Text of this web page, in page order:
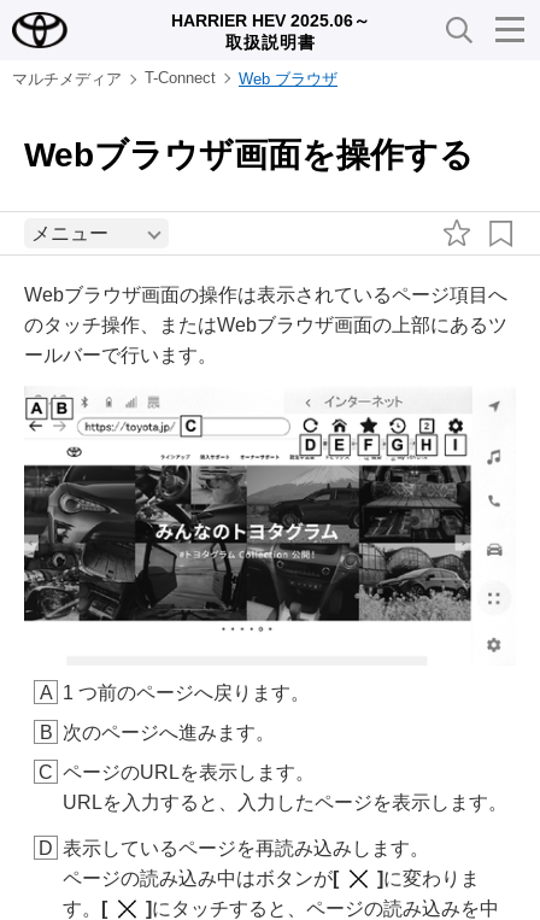
HARRIER HEV 2025.06～
取扱説明書
マルチメディア T-Connect Web ブラウザ
Webブラウザ画面を操作する
メニュー
Webブラウザ画面の操作は表示されているページ項目へ
のタッチ操作、またはWebブラウザ画面の上部にあるツ
ールバーで行います。
1 つ前のページへ戻ります。
次のページへ進みます。
ページのURLを表示します。
URLを入力すると、入力したページを表示します。
表示しているページを再読み込みします。
ページの読み込み中はボタンが[‍ ‍]に変わりま
す。
[‍ ‍]にタッチすると、ページの読み込みを中